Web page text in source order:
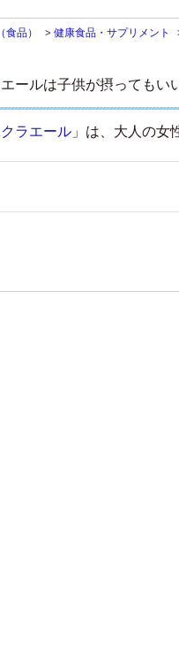
品） >健康食品・サプリメント
ールは子供が摂ってもい
ラエール 」は、大人の